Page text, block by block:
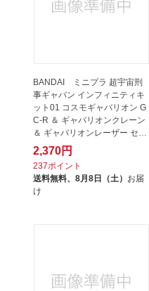
BANDAI ミニプラ 超宇宙刑
事ギャバン インフィニティキ
ット01 コスモギャバリオン G
C-R ＆ ギャバリオンクレーン
＆ ギャバリオンレーザー セッ
ト
2,370円
237ポイント
送料無料、 8月8日（土） お届
け